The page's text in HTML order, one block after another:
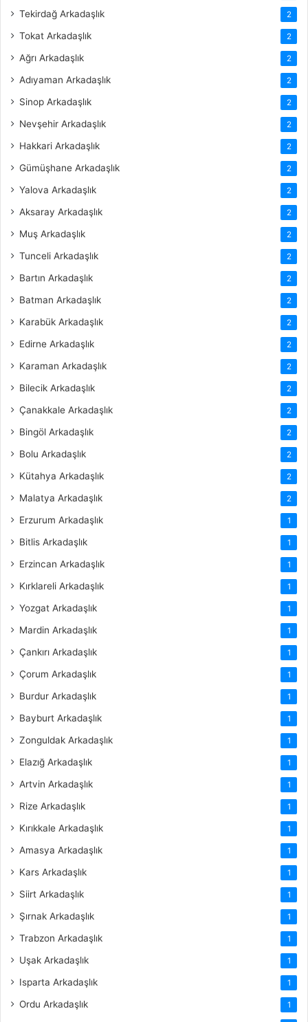
Tekirdağ Arkadaşlık 2
Tokat Arkadaşlık 2
Ağrı Arkadaşlık 2
Adıyaman Arkadaşlık 2
Sinop Arkadaşlık 2
Nevşehir Arkadaşlık 2
Hakkari Arkadaşlık 2
Gümüşhane Arkadaşlık 2
Yalova Arkadaşlık 2
Aksaray Arkadaşlık 2
Muş Arkadaşlık 2
Tunceli Arkadaşlık 2
Bartın Arkadaşlık 2
Batman Arkadaşlık 2
Karabük Arkadaşlık 2
Edirne Arkadaşlık 2
Karaman Arkadaşlık 2
Bilecik Arkadaşlık 2
Çanakkale Arkadaşlık 2
Bingöl Arkadaşlık 2
Bolu Arkadaşlık 2
Kütahya Arkadaşlık 2
Malatya Arkadaşlık 2
Erzurum Arkadaşlık 1
Bitlis Arkadaşlık 1
Erzincan Arkadaşlık 1
Kırklareli Arkadaşlık 1
Yozgat Arkadaşlık 1
Mardin Arkadaşlık 1
Çankırı Arkadaşlık 1
Çorum Arkadaşlık 1
Burdur Arkadaşlık 1
Bayburt Arkadaşlık 1
Zonguldak Arkadaşlık 1
Elazığ Arkadaşlık 1
Artvin Arkadaşlık 1
Rize Arkadaşlık 1
Kırıkkale Arkadaşlık 1
Amasya Arkadaşlık 1
Kars Arkadaşlık 1
Siirt Arkadaşlık 1
Şırnak Arkadaşlık 1
Trabzon Arkadaşlık 1
Uşak Arkadaşlık 1
Isparta Arkadaşlık 1
Ordu Arkadaşlık 1